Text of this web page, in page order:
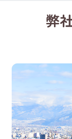
弊